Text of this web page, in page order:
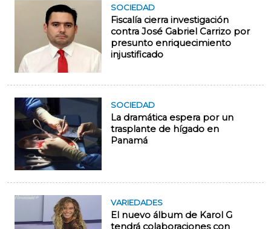
SOCIEDAD
Fiscalía cierra investigación
contra José Gabriel Carrizo por
presunto enriquecimiento
injustificado
SOCIEDAD
La dramática espera por un
trasplante de hígado en
Panamá
VARIEDADES
El nuevo álbum de Karol G
tendrá colaboraciones con